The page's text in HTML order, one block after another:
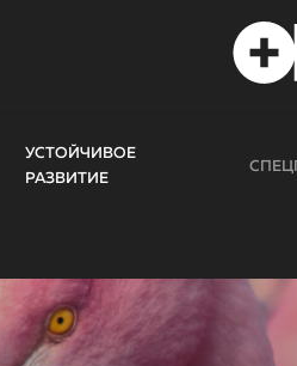
УСТОЙЧИВОЕ
РАЗВИТИЕ